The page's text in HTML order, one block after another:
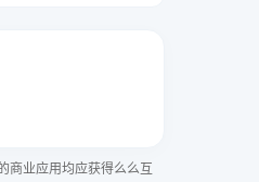
商业应用均应获得么么互